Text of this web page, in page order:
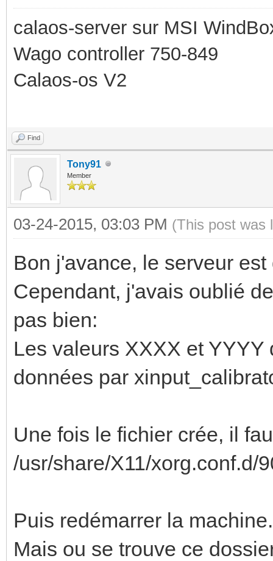
calaos-server sur MSI
Wago controller 750-849
Calaos-os V2
Find
Tony91
Member
03-24-2015, 03:03 PM (This post was
Bon j'avance, le serveur
Cependant, j'avais oublié
pas bien:
Les valeurs XXXX et
données par
Une fois le fichier crée, il
/usr/share/X11/xorg.conf.d/
Puis redémarrer la machine.
Mais ou se trouve ce